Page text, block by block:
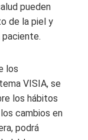
pueden
de la piel y
los
VISIA, se
los hábitos
cambios en
podrá